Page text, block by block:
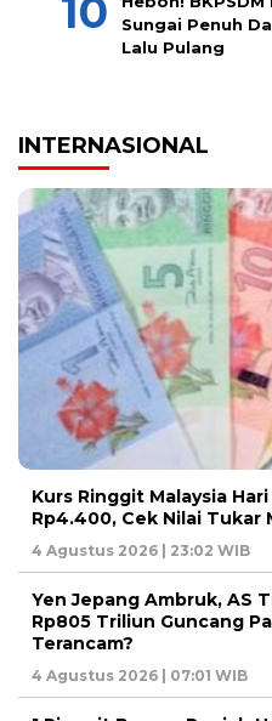
Sungai Penuh
Lalu Pulang
INTERNASIONAL
Kurs Ringgit Malaysia
Rp4.400, Cek Nilai Tukar
4 Agustus 2026 | 23:02 WIB
Yen Jepang Ambruk, AS
Rp805 Triliun Guncang
Terancam?
4 Agustus 2026 | 07:01 WIB